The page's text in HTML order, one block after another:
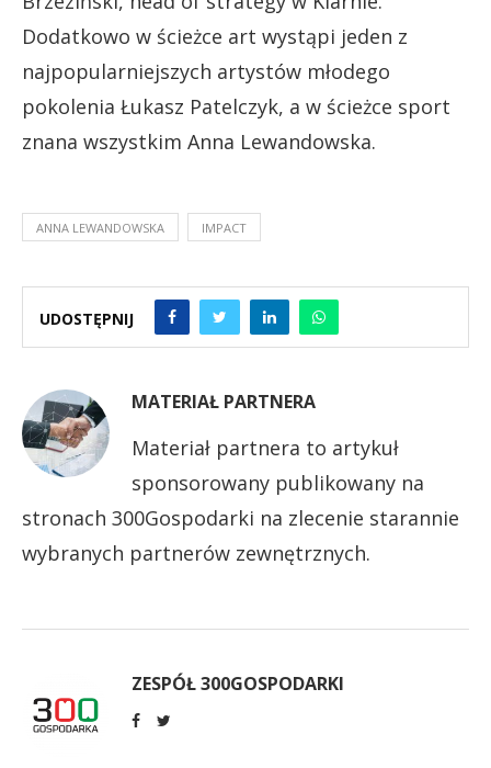
Dodatkowo w ścieżce art wystąpi jeden z
najpopularniejszych artystów młodego
pokolenia Łukasz Patelczyk, a w ścieżce sport
znana wszystkim Anna Lewandowska.
ANNA LEWANDOWSKA IMPACT
UDOSTĘPNIJ
MATERIAŁ PARTNERA
Materiał partnera to artykuł
sponsorowany publikowany na
stronach 300Gospodarki na zlecenie starannie
wybranych partnerów zewnętrznych.
ZESPÓŁ 300GOSPODARKI